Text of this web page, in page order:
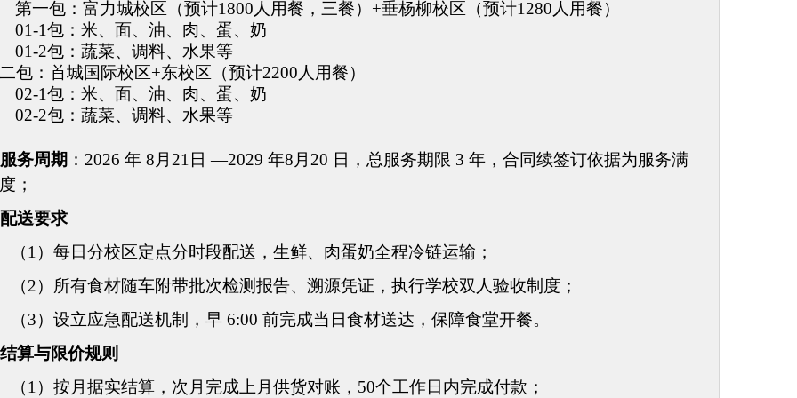
第一包：富力城校区（预计1800人用餐，三餐）+垂杨柳校区（预计1280人用餐）
01-1包：米、面、油、肉、蛋、奶
01-2包：蔬菜、调料、水果等
包：首城国际校区+东校区（预计2200人用餐）
02-1包：米、面、油、肉、蛋、奶
02-2包：蔬菜、调料、水果等
服务周期 ： 2026 年 8 月 21 日 —2029 年8 月 20 日，总服务期限 3 年，合同续签订依据为服务满
；
配送要求
（1） 每日分校区定点分时段配送，生鲜、肉蛋奶全程冷链运输；
（2） 所有食材随车附带批次检测报告、溯源凭证，执行学校双人验收制度；
（3） 设立应急配送机制，早 6:00 前完成当日食材送达，保障食堂开餐。
结算与限价规则
（1） 按月据实结算， 次 月完成上月供货对账， 50个工作日内完成付款；